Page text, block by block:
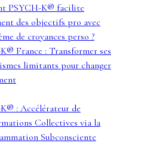
PSYCH-K® facilite
des objectifs pro avec
de croyances perso ?
France : Transformer ses
limitants pour changer
: Accélérateur de
Collectives via la
Subconsciente